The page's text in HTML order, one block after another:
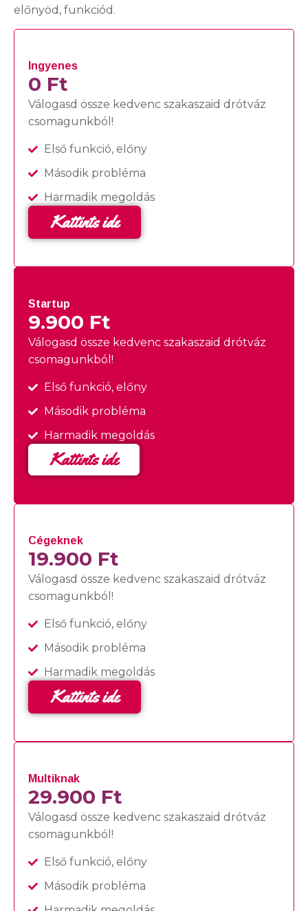
előnyöd, funkciód.
Ingyenes
0 Ft
Válogasd össze kedvenc szakaszaid drótváz
csomagunkból!
Első funkció, előny
Második probléma
Harmadik megoldás
Kattints ide
Startup
9.900 Ft
Válogasd össze kedvenc szakaszaid drótváz
csomagunkból!
Első funkció, előny
Második probléma
Harmadik megoldás
Kattints ide
Cégeknek
19.900 Ft
Válogasd össze kedvenc szakaszaid drótváz
csomagunkból!
Első funkció, előny
Második probléma
Harmadik megoldás
Kattints ide
Multiknak
29.900 Ft
Válogasd össze kedvenc szakaszaid drótváz
csomagunkból!
Első funkció, előny
Második probléma